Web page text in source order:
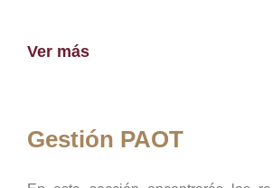
Ver más
Gestión PAOT